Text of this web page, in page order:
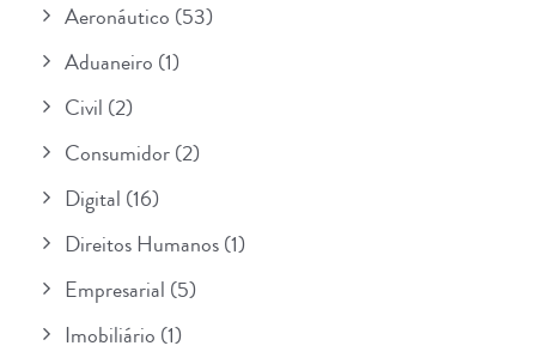
Aeronáutico (53)
Aduaneiro (1)
Civil (2)
Consumidor(2)
Digital (16)
Direitos Humanos(1)
Empresarial (5)
Imobiliário (1)